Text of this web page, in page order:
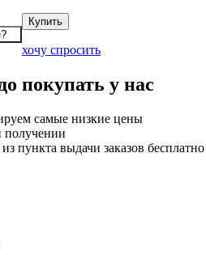
хочу спросить
покупать у нас
самые низкие цены
получении
пункта выдачи заказов бесплатно